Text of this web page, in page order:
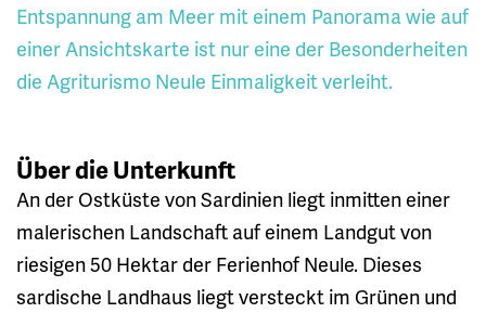
Entspannung am Meer mit einem Panorama wie auf
einer Ansichtskarte ist nur eine der Besonderheiten
die Agriturismo Neule Einmaligkeit verleiht.
Über die Unterkunft
An der Ostküste von Sardinien liegt inmitten einer
malerischen Landschaft auf einem Landgut von
riesigen 50 Hektar der Ferienhof Neule. Dieses
sardische Landhaus liegt versteckt im Grünen und